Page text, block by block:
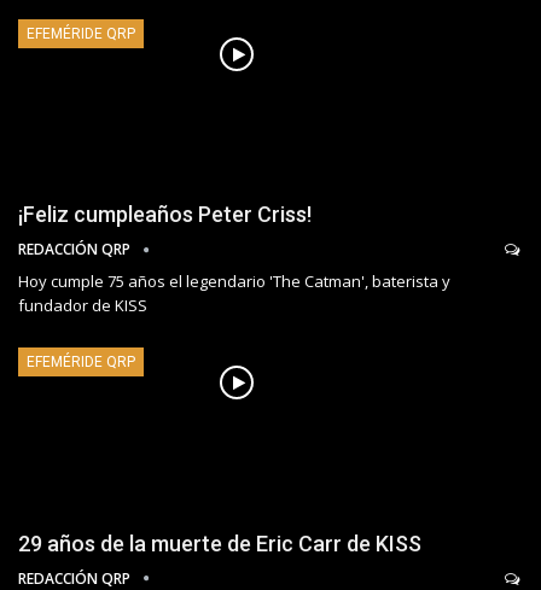
EFEMÉRIDE QRP
¡Feliz cumpleaños Peter Criss!
REDACCIÓN QRP
Hoy cumple 75 años el legendario 'The Catman', baterista y
fundador de KISS
EFEMÉRIDE QRP
29 años de la muerte de Eric Carr de KISS
REDACCIÓN QRP